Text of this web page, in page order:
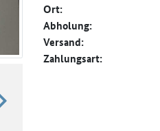
weiter blättern
Ort:
Abholung:
Versand:
Zahlungsart: